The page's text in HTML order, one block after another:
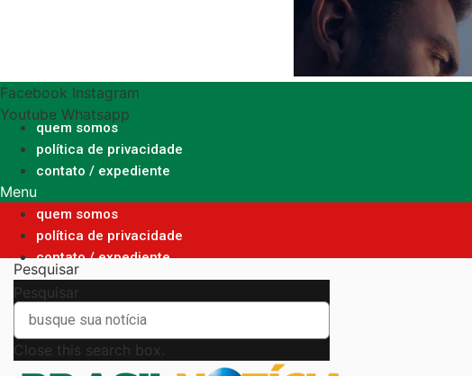
Facebook Instagram
Youtube Whatsapp
quem somos
política de privacidade
contato / expediente
Menu
quem somos
política de privacidade
contato / expediente
Pesquisar
Pesquisar
Close this search box.